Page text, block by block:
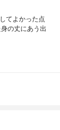
てよかった点
の丈にあう出